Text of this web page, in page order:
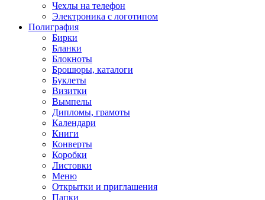
Чехлы на телефон
Электроника с логотипом
Полиграфия
Бирки
Бланки
Блокноты
Брошюры, каталоги
Буклеты
Визитки
Вымпелы
Дипломы, грамоты
Календари
Книги
Конверты
Коробки
Листовки
Меню
Открытки и приглашения
Папки